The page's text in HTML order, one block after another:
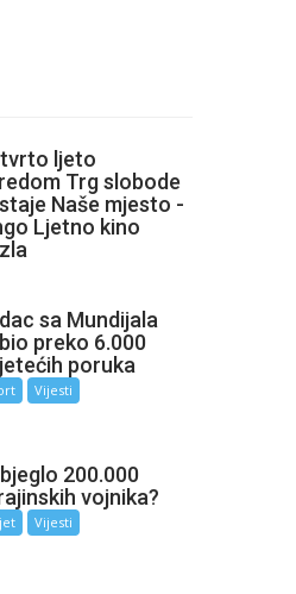
ljeto
Trg slobode
Naše mjesto -
Ljetno kino
sa Mundijala
preko 6.000
poruka
Vijesti
200.000
vojnika?
Vijesti